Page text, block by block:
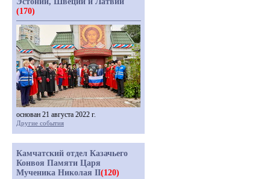
(170)
основан 21 августа 2022 г.
Другие события
Камчатский отдел Казачьего
Конвоя Памяти Царя
Мученика Николая II(120)